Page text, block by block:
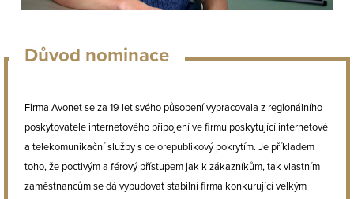
Důvod nominace
Firma Avonet se za 19 let svého působení vypracovala z regionálního
poskytovatele internetového připojení ve firmu poskytující internetové
a telekomunikační služby s celorepublikový pokrytím. Je příkladem
toho, že poctivým a férový přístupem jak k zákazníkům, tak vlastním
zaměstnancům se dá vybudovat stabilní firma konkurující velkým